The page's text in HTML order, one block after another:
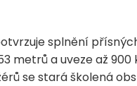
splnění
metrů a uveze až 900
se stará školená